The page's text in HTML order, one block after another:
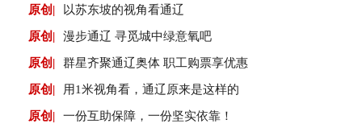
原创| 以苏东坡的视角看通辽
原创| 漫步通辽 寻觅城中绿意氧吧
原创| 群星齐聚通辽奥体 职工购票享优惠
原创| 用1米视角看，通辽原来是这样的
原创| 一份互助保障，一份坚实依靠！